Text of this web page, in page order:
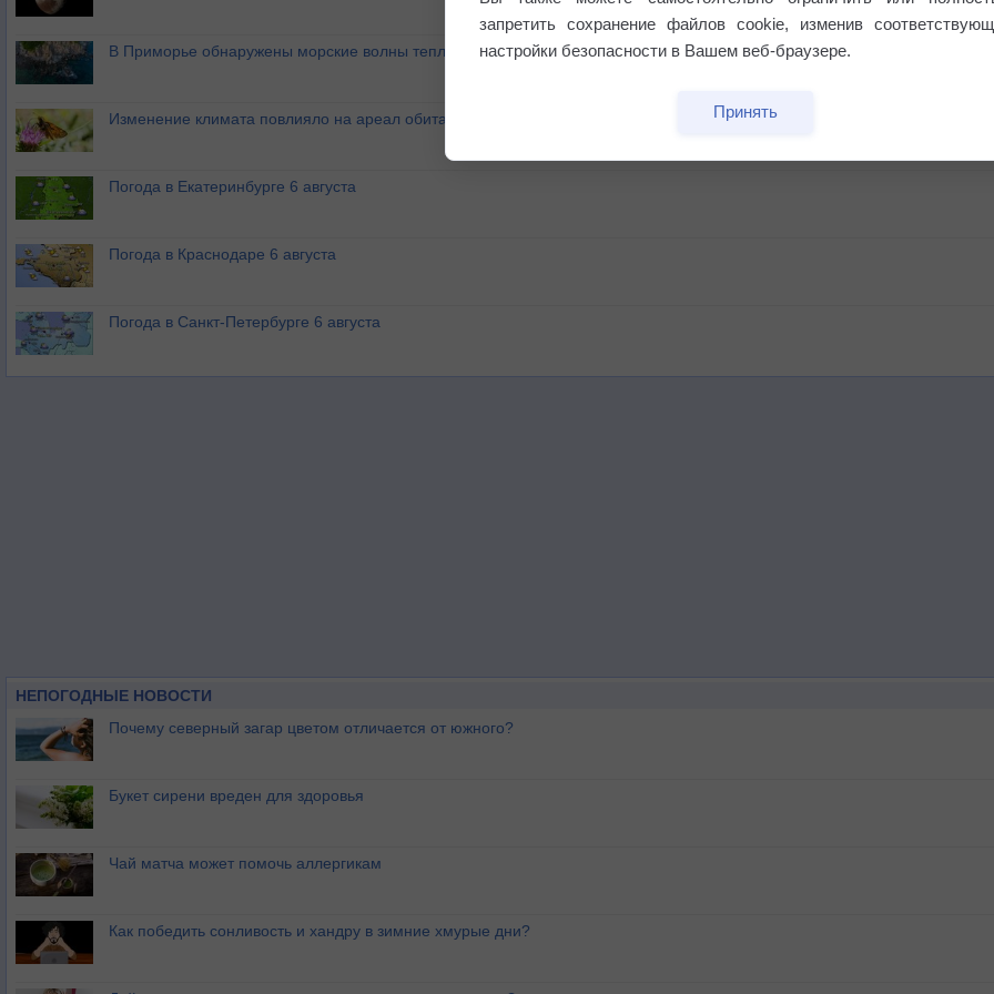
В Приморье обнаружены морские волны тепла
Изменение климата повлияло на ареал обитания бабочек
Погода в Екатеринбурге 6 августа
Погода в Краснодаре 6 августа
Погода в Санкт-Петербурге 6 августа
НЕПОГОДНЫЕ НОВОСТИ
Почему северный загар цветом отличается от южного?
Букет сирени вреден для здоровья
Чай матча может помочь аллергикам
Как победить сонливость и хандру в зимние хмурые дни?
запретить сохранение файлов cookie, изменив
настройки безопасности в Вашем веб-браузере.
Принять